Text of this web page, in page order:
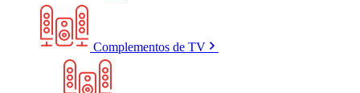
Complementos de TV